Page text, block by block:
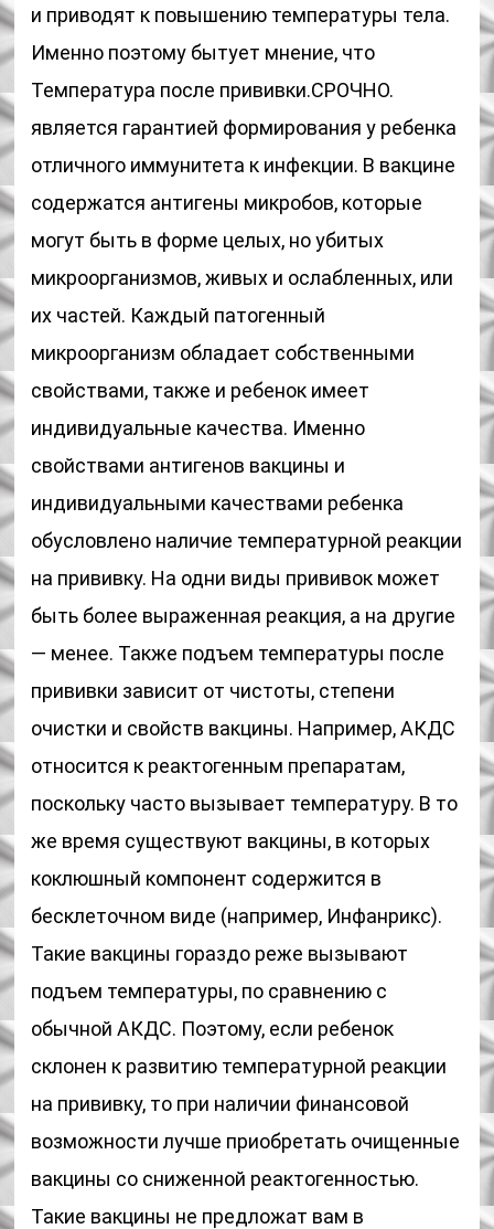
и приводят к повышению температуры тела.
Именно поэтому бытует мнение, что
Температура после прививки.СРОЧНО.
является гарантией формирования у ребенка
отличного иммунитета к инфекции. В вакцине
содержатся антигены микробов, которые
могут быть в форме целых, но убитых
микроорганизмов, живых и ослабленных, или
их частей. Каждый патогенный
микроорганизм обладает собственными
свойствами, также и ребенок имеет
индивидуальные качества. Именно
свойствами антигенов вакцины и
индивидуальными качествами ребенка
обусловлено наличие температурной реакции
на прививку. На одни виды прививок может
быть более выраженная реакция, а на другие
— менее. Также подъем температуры после
прививки зависит от чистоты, степени
очистки и свойств вакцины. Например, АКДС
относится к реактогенным препаратам,
поскольку часто вызывает температуру. В то
же время существуют вакцины, в которых
коклюшный компонент содержится в
бесклеточном виде (например, Инфанрикс).
Такие вакцины гораздо реже вызывают
подъем температуры, по сравнению с
обычной АКДС. Поэтому, если ребенок
склонен к развитию температурной реакции
на прививку, то при наличии финансовой
возможности лучше приобретать очищенные
вакцины со сниженной реактогенностью.
Такие вакцины не предложат вам в